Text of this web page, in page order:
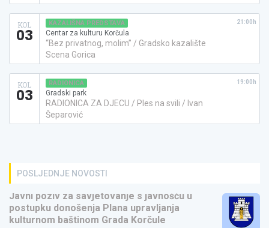
KOL
03
KAZALIŠNA PREDSTAVA
Centar za kulturu Korčula
“Bez privatnog, molim” / Gradsko kazalište
Scena Gorica
21:00h
KOL
03
RADIONICA
Gradski park
RADIONICA ZA DJECU / Ples na svili / Ivan
Šeparović
19:00h
POSLJEDNJE NOVOSTI
Javni poziv za savjetovanje s javnošću u
postupku donošenja Plana upravljanja
kulturnom baštinom Grada Korčule